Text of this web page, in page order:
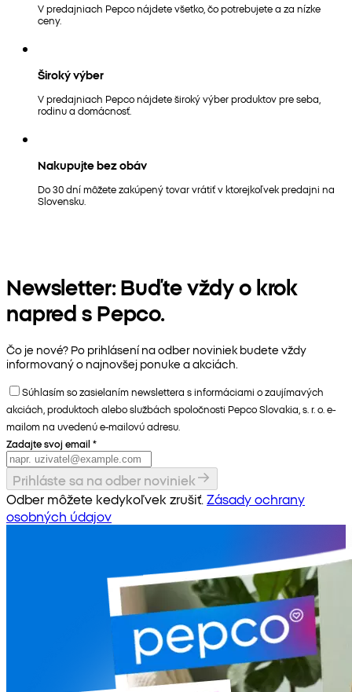
V predajniach Pepco nájdete všetko, čo potrebujete a za nízke
ceny.
Široký výber
V predajniach Pepco nájdete široký výber produktov pre seba,
rodinu a domácnosť.
Nakupujte bez obáv
Do 30 dní môžete zakúpený tovar vrátiť v ktorejkoľvek predajni na
Slovensku.
Newsletter: Buďte vždy o krok
napred s Pepco.
Čo je nové? Po prihlásení na odber noviniek budete vždy
informovaný o najnovšej ponuke a akciách.
Súhlasím so zasielaním newslettera s informáciami o zaujímavých
akciách, produktoch alebo službách spoločnosti Pepco Slovakia, s. r. o. e-
mailom na uvedenú e-mailovú adresu.
Zadajte svoj email *
Prihláste sa na odber noviniek
Odber môžete kedykoľvek zrušiť. Zásady ochrany
osobných údajov